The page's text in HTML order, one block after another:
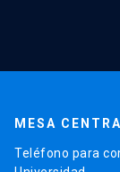
MESA
Teléfono para